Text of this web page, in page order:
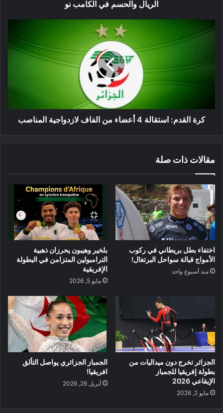
الكامب
الريال والحسم في الكامب نو
القدم:
أعضاء
المناصب
كرة القدم: استقالة 4 أعضاء من الفاف لازدواجية المناصب
مقالات ذات صلة
اختفاء بطل بريطاني في ركوب
الأمواج قبالة سواحل البرتغال!
منذ أسبوع واحد
بلخير وهيبون يحرزان ذهبية
الترامبولين المتزامن في البطولة
الإفريقية
مايو 5, 2026
الجزائر تخرج دون ميداليات من
بطولة إفريقيا للجمباز
الإيقاعي 2026
مايو 2, 2026
الجمباز الجزائري يواصل التألق
افريقيا!
أبريل 26, 2026